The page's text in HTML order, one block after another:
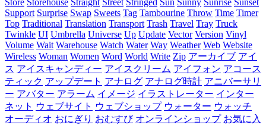
Support Surprise Swap Sweets Tag Tambourine Throw Time Timer
Top Traditional Translation Transport Trash Travel Tray Truck
Twinkle UI Umbrella Universe Up Update Vector Version Vinyl
Volume Wait Warehouse Watch Water Way Weather Web Website
Wireless Woman Women Word World Write Zip アーカイブ アイ
ス アイスキャンディー アイスクリーム アイフォン アコース
ティック アップデート アナログ アナログ時計 アニバーサリ
ー アバター アラーム イメージ イラストレーター インター
ネット ウェブサイト ウェブショップ ウォーター ウォッチ
オーディオ おにぎり おむすび オンラインショップ お気に入